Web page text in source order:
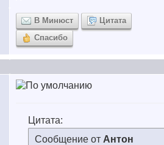
В Минюст
Цитата
Спасибо
Цитата:
Сообщение от Антон